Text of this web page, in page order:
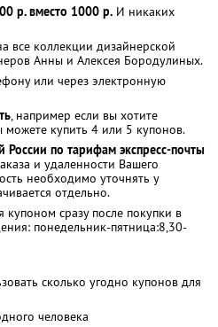
р. вместо 1000 р. И никаких
все коллекции дизайнерской
Анны и Алексея Бородулиных.
или через электронную
, например если вы хотите
можете купить 4 или 5 купонов.
России по тарифам экспресс-почты
и удаленности Вашего
необходимо уточнять у
отдельно.
купоном сразу после покупки в
понедельник-пятница:8,30-
сколько угодно купонов для
человека